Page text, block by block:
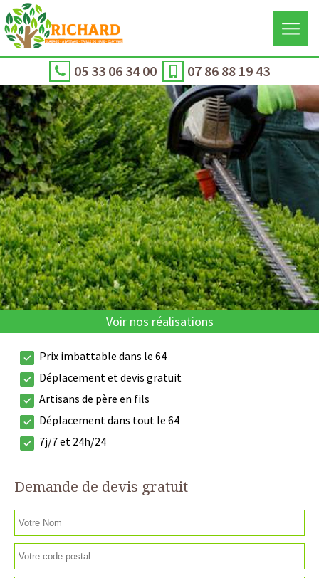
05 33 06 34 00 07 86 88 19 43
Voir nos réalisations
Prix imbattable dans le 64
Déplacement et devis gratuit
Artisans de père en fils
Déplacement dans tout le 64
7j/7 et 24h/24
Demande de devis gratuit